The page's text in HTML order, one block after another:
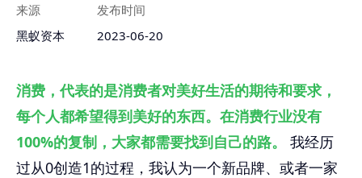
来源
黑蚁资本
发布时间
2023-06-20
消费，代表的是消费者对美好生活的期待和要求，
每个人都希望得到美好的东西。在消费行业没有
100%的复制，大家都需要找到自己的路。
我经历
过从0创造1的过程，我认为一个新品牌、或者一家